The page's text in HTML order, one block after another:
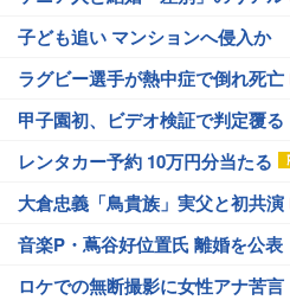
子ども追い マンションへ侵入か
ラグビー選手が熱中症で倒れ死亡
甲子園初、ビデオ検証で判定覆る
レンタカー予約 10万円分当たる
大倉忠義「鳥貴族」実父と初共演
音楽P・蔦谷好位置氏 離婚を公表
ロケでの無断撮影に女性アナ苦言